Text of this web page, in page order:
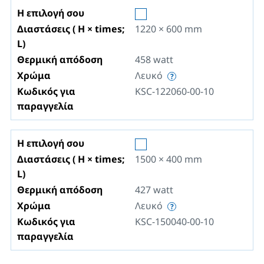
Η επιλογή σου
Διαστάσεις ( H × times;
L)
1220 × 600 mm
Θερμική απόδοση 458watt
Χρώμα
Λευκό
Κωδικός για
παραγγελία
KSC-122060-00-10
Η επιλογή σου
Διαστάσεις ( H × times;
L)
1500 × 400 mm
Θερμική απόδοση 427watt
Χρώμα
Λευκό
Κωδικός για
παραγγελία
KSC-150040-00-10